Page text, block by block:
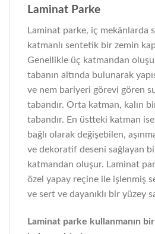
Laminat Parke
Laminat parke, iç mekânlarda
katmanlı sentetik bir zemin
Genellikle üç katmandan
tabanın altında bulunarak
ve nem bariyeri görevi gören
tabandır. Orta katman, kalın
tabandır. En üstteki katman
bağlı olarak değişebilen,
ve dekoratif deseni sağlayan
katmandan oluşur. Laminat
özel yapay reçine ile işlenmiş
ve sert ve dayanıklı bir yüzey
Laminat parke kullanmanın